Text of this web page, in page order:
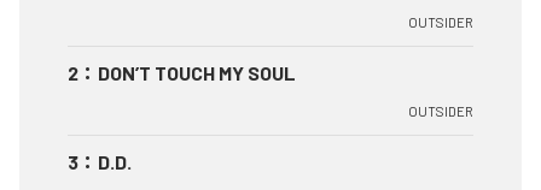
OUTSIDER
2 ： DON’T TOUCH MY SOUL
OUTSIDER
3 ： D.D.